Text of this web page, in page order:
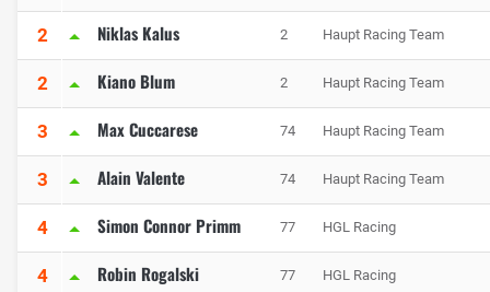
2 Niklas Kalus 2 Haupt Racing Team
2 Kiano Blum 2 Haupt Racing Team
3 Max Cuccarese 74 Haupt Racing Team
3 Alain Valente 74 Haupt Racing Team
4 Simon Connor Primm 77 HGL Racing
4 Robin Rogalski 77 HGL Racing